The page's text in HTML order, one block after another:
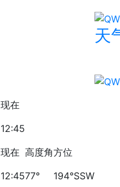
现在
12:45
现在
12:45
高度角
77°
方位
194°SSW
天